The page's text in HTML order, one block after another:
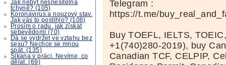
Jak nebýt nesnesitelná
tchyně? (105)
Koronavirus a nouzový stav.
Jak vás to postihlo? (106)
Prosím o radu, jak získat
sebevědomí (70)
Dá se vydržet ve vztahu bez
sexu? Nechce se mnou
spát. (135)
Šikana v práci. Nevíme, co
dělat. (69)
Telegram :
https://t.me/
Buy TOEFL, IELTS,
+1(740)280-2019), buy
Canadian TCF, CELPIP,